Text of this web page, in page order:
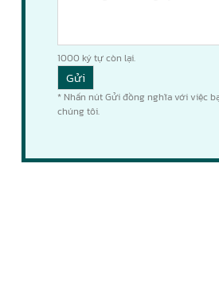
1000 ký tự còn lại.
* Nhấn nút Gửi đồng nghĩa với việc
chúng tôi.